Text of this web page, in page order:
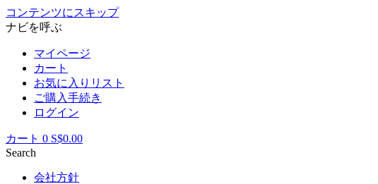
コンテンツにスキップ
ナビを呼ぶ
マイページ
カート
お気に入りリスト
ご購入手続き
ログイン
カート 0 S$0.00
Search
会社方針